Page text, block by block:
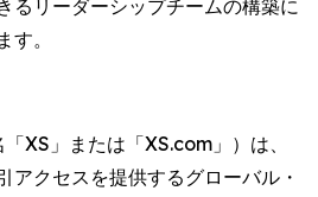
るリーダーシップチームの構築に
。
XS」または「XS.com」）は、
アクセスを提供するグローバル・